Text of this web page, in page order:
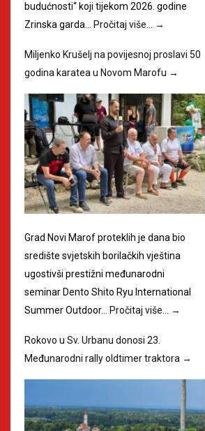
budućnosti“ koji tijekom 2026. godine
Zrinska garda…
Pročitaj više… →
Miljenko Krušelj na povijesnoj proslavi 50
godina karatea u Novom Marofu →
Grad Novi Marof proteklih je dana bio
središte svjetskih borilačkih vještina
ugostivši prestižni međunarodni
seminar Dento Shito Ryu International
Summer Outdoor… Pročitaj više… →
Rokovo u Sv. Urbanu donosi 23.
Međunarodni rally oldtimer traktora →